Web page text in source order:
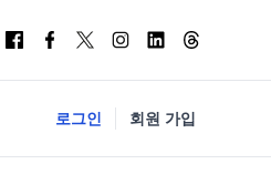
로그인 회원 가입